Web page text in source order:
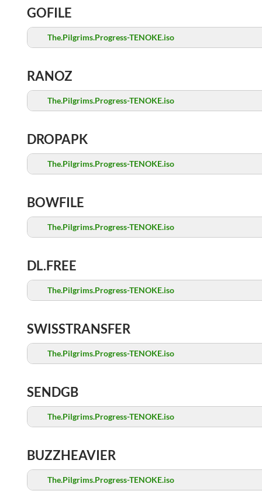
GOFILE
The.Pilgrims.Progress-TENOKE.iso
RANOZ
The.Pilgrims.Progress-TENOKE.iso
DROPAPK
The.Pilgrims.Progress-TENOKE.iso
BOWFILE
The.Pilgrims.Progress-TENOKE.iso
DL.FREE
The.Pilgrims.Progress-TENOKE.iso
SWISSTRANSFER
The.Pilgrims.Progress-TENOKE.iso
SENDGB
The.Pilgrims.Progress-TENOKE.iso
BUZZHEAVIER
The.Pilgrims.Progress-TENOKE.iso